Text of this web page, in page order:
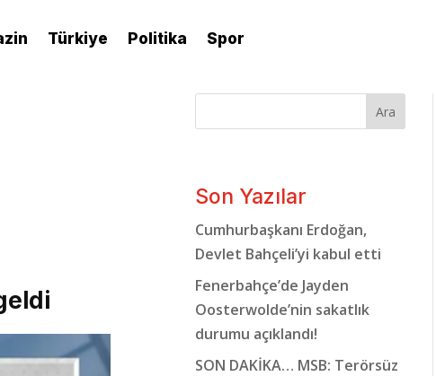
Türkiye Politika Spor
Ara
Son Yazılar
Cumhurbaşkanı Erdoğan,
Devlet Bahçeli’yi kabul etti
Fenerbahçe’de Jayden
Oosterwolde’nin sakatlık
durumu açıklandı!
SON DAKİKA… MSB: Terörsüz